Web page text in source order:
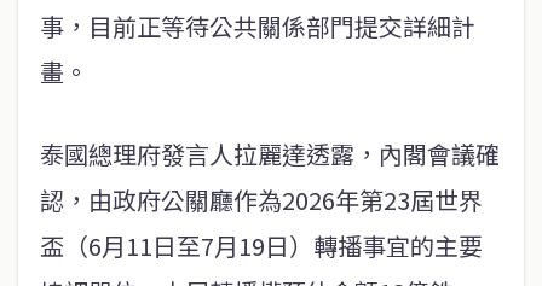
事，目前正等待公共關係部門提交詳細計
畫。
泰國總理府發言人拉麗達透露，內閣會議確
認，由政府公關廳作為2026年第23屆世界
盃（6月11日至7月19日）轉播事宜的主要